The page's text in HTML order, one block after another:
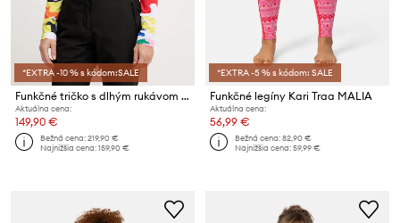
*EXTRA -10 % s kódom:SALE
Funkčné tričko s dlhým rukávom Rossignol JCC
Aktuálna cena:
149,90 €
Bežná cena:219,90 €
Najnižšia cena:159,90 €
*EXTRA -5 % s kódom: SALE
Funkčné legíny Kari Traa MALIA
Aktuálna cena:
56,99 €
Bežná cena:82,90 €
Najnižšia cena:59,99 €